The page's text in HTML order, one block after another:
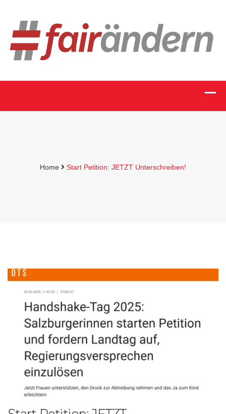
Home Start Petition: JETZT Unterschreiben!